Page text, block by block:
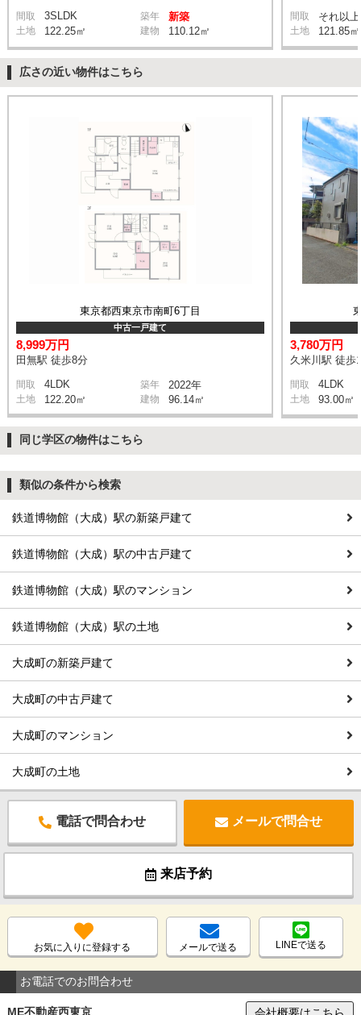
間取 3SLDK 築年 新築
土地 122.25㎡ 建物 110.12㎡
間取 それ以上
土地 121.85㎡
広さの近い物件はこちら
東京都西東京市南町6丁目
中古一戸建て
8,999万円
田無駅 徒歩8分
間取 4LDK 築年 2022年
土地 122.20㎡ 建物 96.14㎡
3,780万円
久米川駅 徒歩
間取 4LDK
土地 93.00㎡
同じ学区の物件はこちら
類似の条件から検索
鉄道博物館（大成）駅の新築戸建て
鉄道博物館（大成）駅の中古戸建て
鉄道博物館（大成）駅のマンション
鉄道博物館（大成）駅の土地
大成町の新築戸建て
大成町の中古戸建て
大成町のマンション
大成町の土地
電話で問合わせ メールで問合せ
来店予約
お気に入りに登録する メールで送る LINEで送る
お電話でのお問合わせ
ME不動産西東京